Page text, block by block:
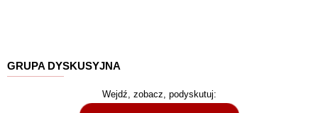
GRUPA DYSKUSYJNA
Wejdź, zobacz, podyskutuj: